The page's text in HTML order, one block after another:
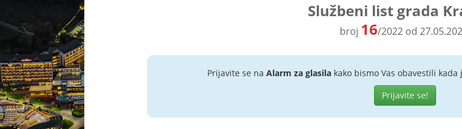
Službeni list grada
broj 16/2022 od
Prijavite se na Alarm za glasilakako bismo Vas obavestili
Prijavite se!